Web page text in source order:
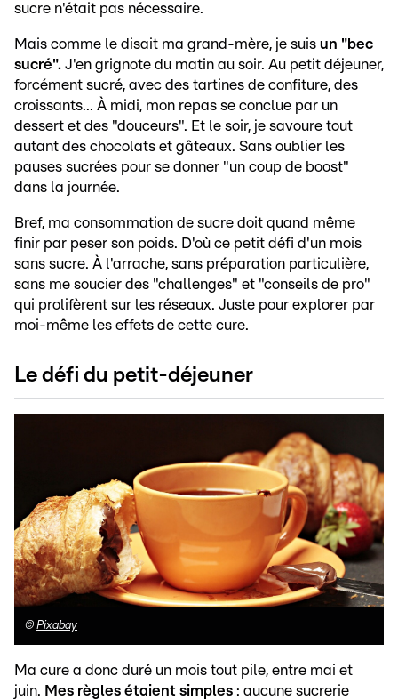
sucre n'était pas nécessaire.
Mais comme le disait ma grand-mère, je suis un "bec
sucré". J'en grignote du matin au soir. Au petit déjeuner,
forcément sucré, avec des tartines de confiture, des
croissants... À midi, mon repas se conclue par un
dessert et des "douceurs". Et le soir, je savoure tout
autant des chocolats et gâteaux. Sans oublier les
pauses sucrées pour se donner "un coup de boost"
dans la journée.
Bref, ma consommation de sucre doit quand même
finir par peser son poids. D'où ce petit défi d'un mois
sans sucre. À l'arrache, sans préparation particulière,
sans me soucier des "challenges" et "conseils de pro"
qui prolifèrent sur les réseaux. Juste pour explorer par
moi-même les effets de cette cure.
Le défi du petit-déjeuner
© Pixabay
Ma cure a donc duré un mois tout pile, entre mai et
juin. Mes règles étaient simples : aucune sucrerie